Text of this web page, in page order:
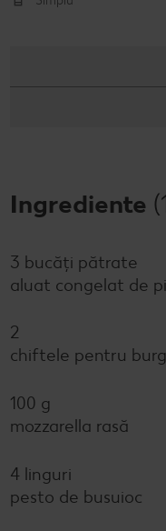
Ingrediente
3 bucăți pătrate
aluat congelat de
2
chiftele pentru
100 g
mozzarella rasă
4 linguri
pesto de busuioc